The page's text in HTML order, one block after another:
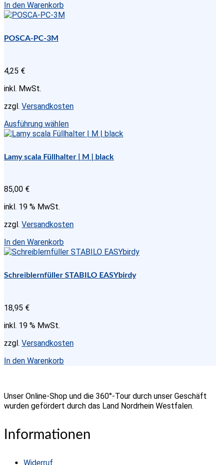
In den Warenkorb
POSCA-PC-3M
4,25 €
inkl. MwSt.
zzgl. Versandkosten
Ausführung wählenDieses
Produkt
mehrere
Varianten
der
Produktseite
werden
Lamy scala Füllhalter | M | black
85,00 €
inkl. 19 % MwSt.
zzgl. Versandkosten
In den Warenkorb
Schreiblernfüller STABILO EASYbirdy
18,95 €
inkl. 19 % MwSt.
zzgl. Versandkosten
In den Warenkorb
Unser Online-Shop und die 360°-Tour durch unser Geschäft
wurden gefördert durch das Land Nordrhein Westfalen.
Informationen
Widerruf